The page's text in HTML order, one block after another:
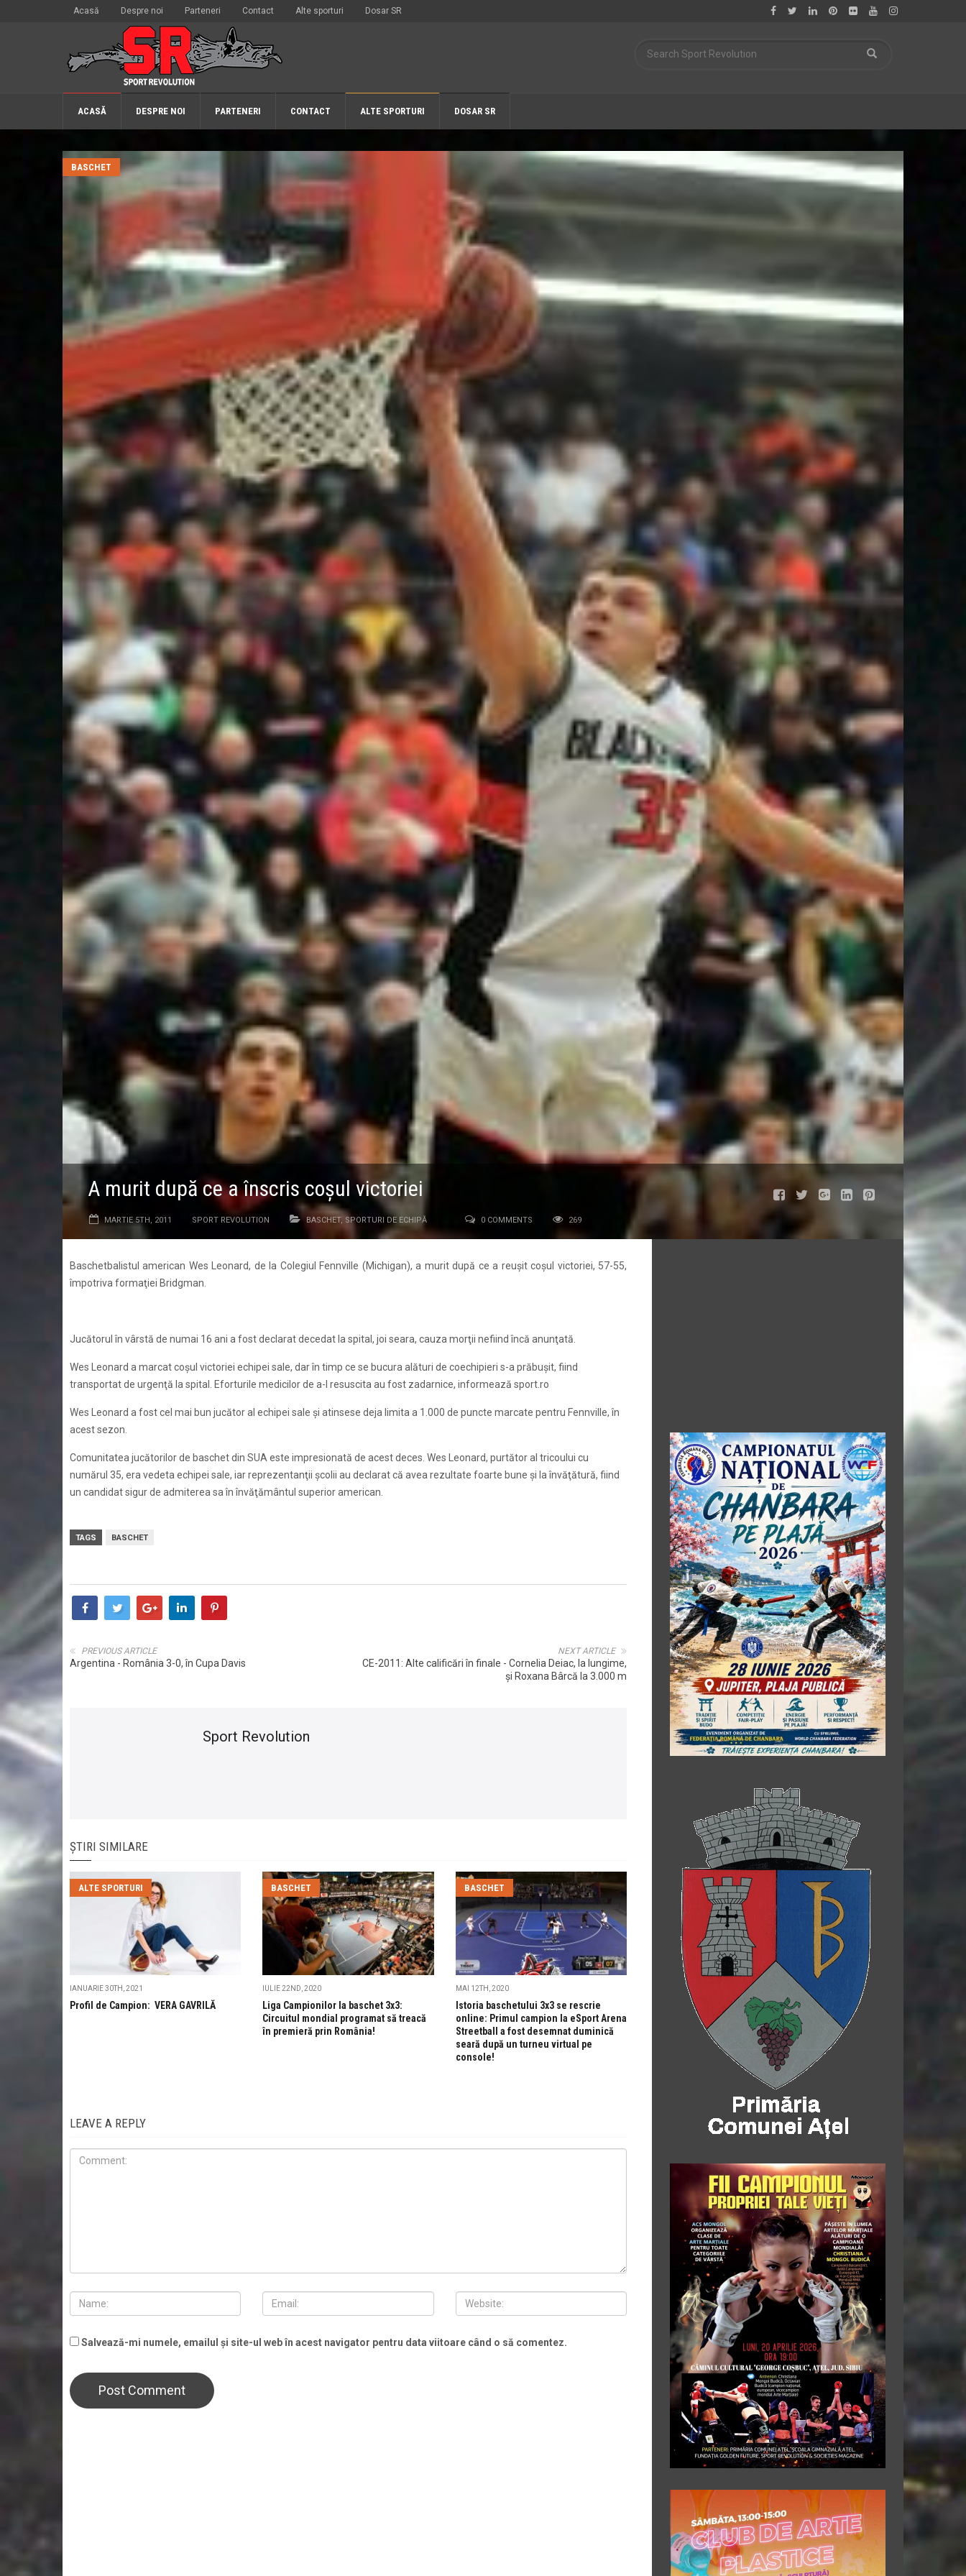
Acasă Despre noi Parteneri Contact Alte sporturi Dosar SR
ACASĂ DESPRE NOI PARTENERI CONTACT ALTE SPORTURI DOSAR SR
BASCHET
A murit după ce a înscris coşul victoriei
MARTIE 5TH, 2011 SPORT REVOLUTION BASCHET, SPORTURI DE ECHIPĂ 0 COMMENTS 269
Baschetbalistul american Wes Leonard, de la Colegiul Fennville (Michigan), a murit după ce a reuşit coşul victoriei, 57-55,
împotriva formaţiei Bridgman.
Jucătorul în vârstă de numai 16 ani a fost declarat decedat la spital, joi seara, cauza morţii nefiind încă anunţată.
Wes Leonard a marcat coşul victoriei echipei sale, dar în timp ce se bucura alături de coechipieri s-a prăbuşit, fiind
transportat de urgenţă la spital. Eforturile medicilor de a-l resuscita au fost zadarnice, informează sport.ro
Wes Leonard a fost cel mai bun jucător al echipei sale şi atinsese deja limita a 1.000 de puncte marcate pentru Fennville, în
acest sezon.
Comunitatea jucătorilor de baschet din SUA este impresionată de acest deces. Wes Leonard, purtător al tricoului cu
numărul 35, era vedeta echipei sale, iar reprezentanţii şcolii au declarat că avea rezultate foarte bune şi la învăţătură, fiind
un candidat sigur de admiterea sa în învăţământul superior american.
TAGS BASCHET
NEXT ARTICLE
CE-2011: Alte calificări în finale - Cornelia Deiac, la lungime,
şi Roxana Bârcă la 3.000 m
PREVIOUS ARTICLE
Argentina - România 3-0, în Cupa Davis
Sport Revolution
ȘTIRI SIMILARE
ALTE SPORTURI
IANUARIE 30TH, 2021
Profil de Campion: VERA GAVRILĂ
BASCHET
IULIE 22ND, 2020
Liga Campionilor la baschet 3x3:
Circuitul mondial programat să treacă
în premieră prin România!
BASCHET
MAI 12TH, 2020
Istoria baschetului 3x3 se rescrie
online: Primul campion la eSport Arena
Streetball a fost desemnat duminică
seară după un turneu virtual pe
console!
LEAVE A REPLY
Salvează-mi numele, emailul și site-ul web în acest navigator pentru data viitoare când o să comentez.